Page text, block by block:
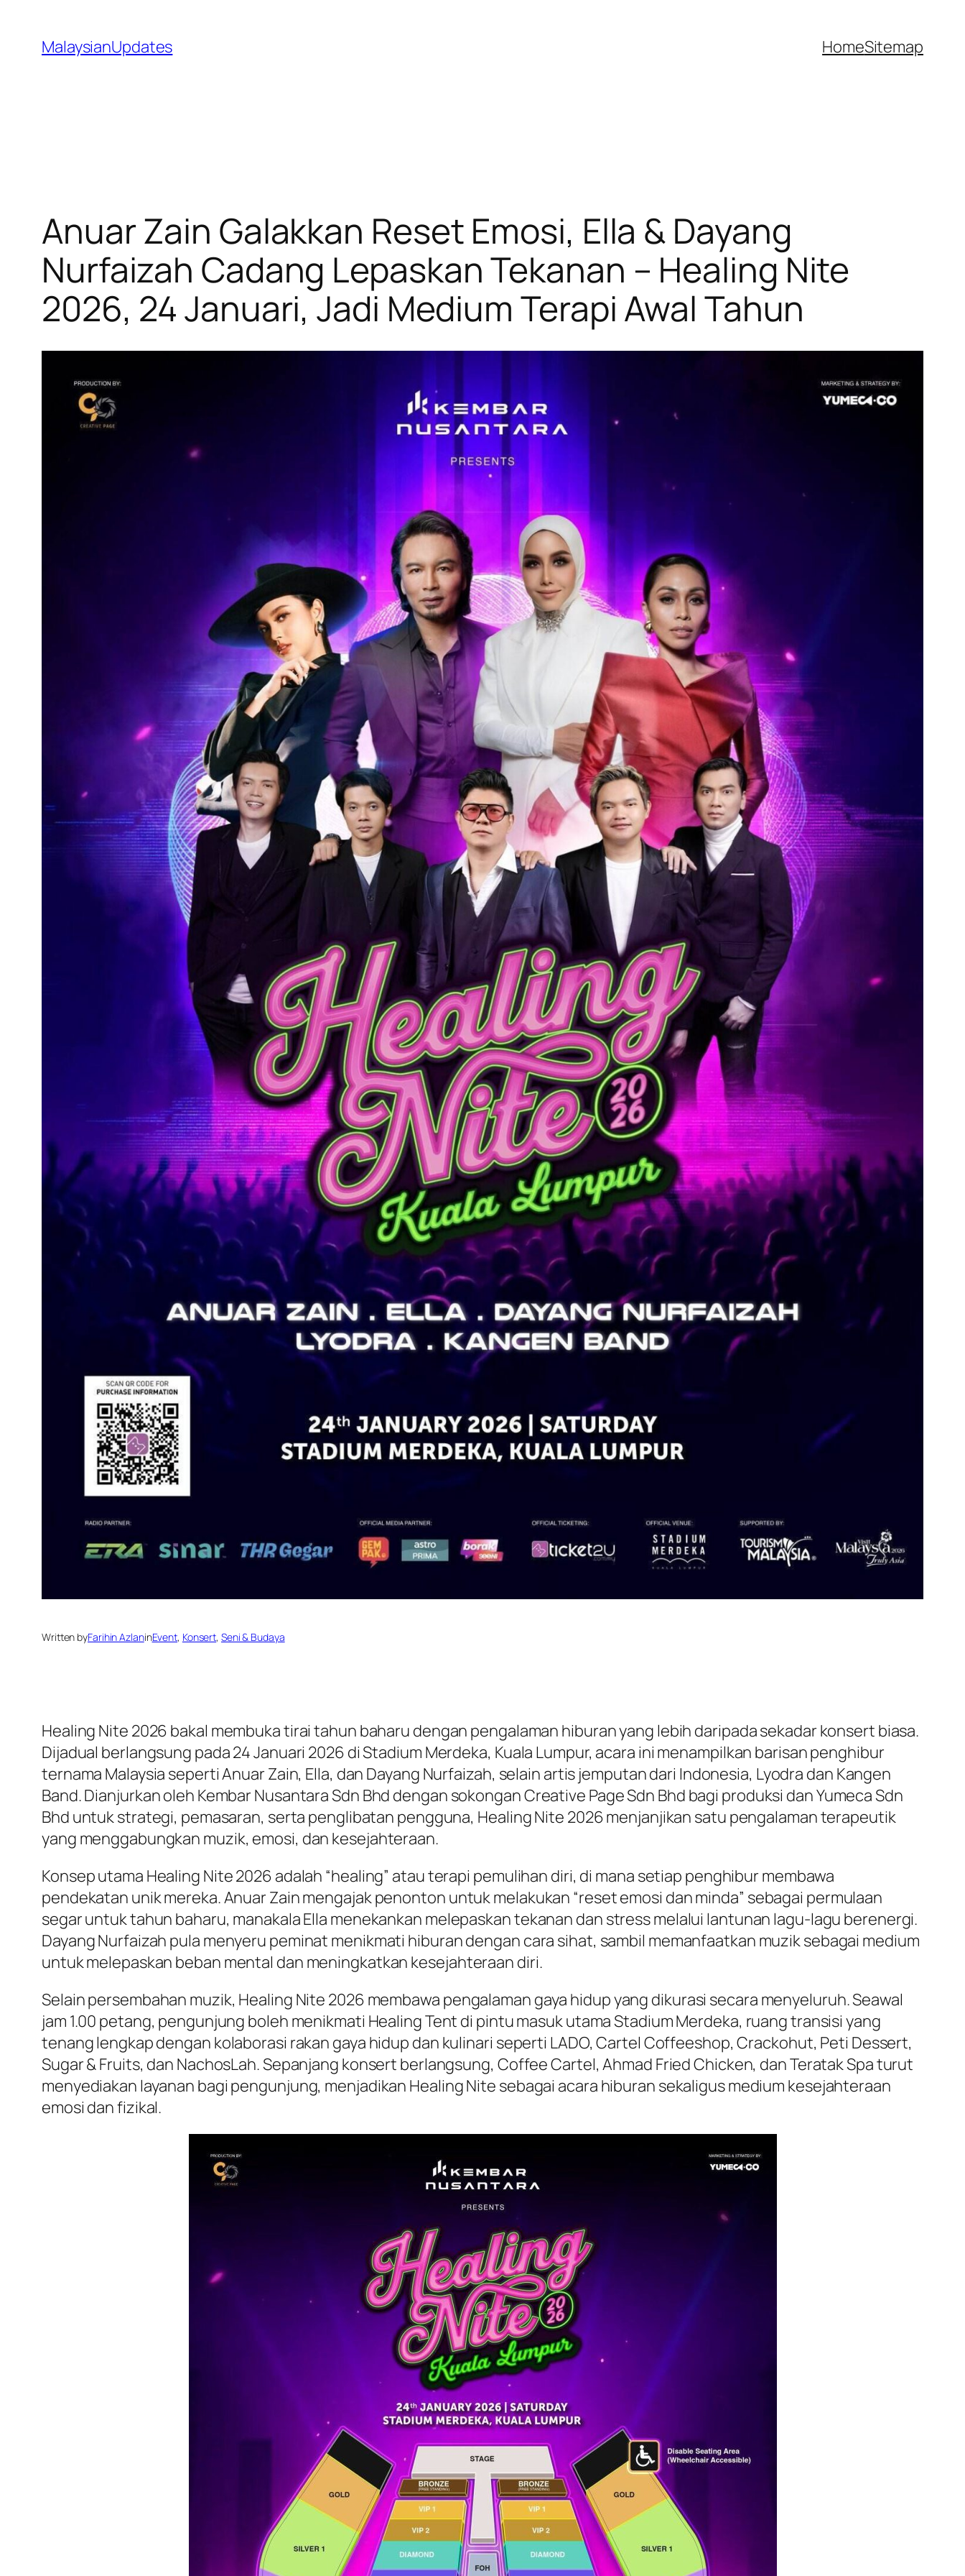
content
MalaysianUpdates HomeSitemap
Anuar Zain Galakkan Reset Emosi, Ella & Dayang
Nurfaizah Cadang Lepaskan Tekanan – Healing Nite
2026, 24 Januari, Jadi Medium Terapi Awal Tahun
Written byFarihin AzlaninEvent, Konsert, Seni & Budaya
Healing Nite 2026 bakal membuka tirai tahun baharu dengan pengalaman hiburan yang lebih daripada sekadar konsert biasa.
Dijadual berlangsung pada 24 Januari 2026 di Stadium Merdeka, Kuala Lumpur, acara ini menampilkan barisan penghibur
ternama Malaysia seperti Anuar Zain, Ella, dan Dayang Nurfaizah, selain artis jemputan dari Indonesia, Lyodra dan Kangen
Band. Dianjurkan oleh Kembar Nusantara Sdn Bhd dengan sokongan Creative Page Sdn Bhd bagi produksi dan Yumeca Sdn
Bhd untuk strategi, pemasaran, serta penglibatan pengguna, Healing Nite 2026 menjanjikan satu pengalaman terapeutik
yang menggabungkan muzik, emosi, dan kesejahteraan.
Konsep utama Healing Nite 2026 adalah “healing” atau terapi pemulihan diri, di mana setiap penghibur membawa
pendekatan unik mereka. Anuar Zain mengajak penonton untuk melakukan “reset emosi dan minda” sebagai permulaan
segar untuk tahun baharu, manakala Ella menekankan melepaskan tekanan dan stress melalui lantunan lagu-lagu berenergi.
Dayang Nurfaizah pula menyeru peminat menikmati hiburan dengan cara sihat, sambil memanfaatkan muzik sebagai medium
untuk melepaskan beban mental dan meningkatkan kesejahteraan diri.
Selain persembahan muzik, Healing Nite 2026 membawa pengalaman gaya hidup yang dikurasi secara menyeluruh. Seawal
jam 1.00 petang, pengunjung boleh menikmati Healing Tent di pintu masuk utama Stadium Merdeka, ruang transisi yang
tenang lengkap dengan kolaborasi rakan gaya hidup dan kulinari seperti LADO, Cartel Coffeeshop, Crackohut, Peti Dessert,
Sugar & Fruits, dan NachosLah. Sepanjang konsert berlangsung, Coffee Cartel, Ahmad Fried Chicken, dan Teratak Spa turut
menyediakan layanan bagi pengunjung, menjadikan Healing Nite sebagai acara hiburan sekaligus medium kesejahteraan
emosi dan fizikal.